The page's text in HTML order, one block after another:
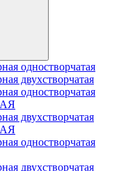
одностворчатая
двухстворчатая
одностворчатая
двухстворчатая
одностворчатая
двухстворчатая